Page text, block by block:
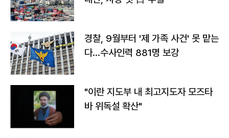
경찰, 9월부터 '제 가족 사건' 못 맡는
다…수사인력 881명 보강
"이란 지도부 내 최고지도자 모즈타
바 위독설 확산"